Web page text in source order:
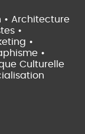
• Architecture
•
•
•
Culturelle